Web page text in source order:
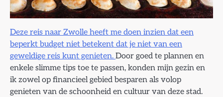
Deze reis naar Zwolle heeft me doen inzien dat een
beperkt budget niet betekent dat je niet van een
geweldige reis kunt genieten. Door goed te plannen en
enkele slimme tips toe te passen, konden mijn gezin en
ik zowel op financieel gebied besparen als volop
genieten van de schoonheid en cultuur van deze stad.